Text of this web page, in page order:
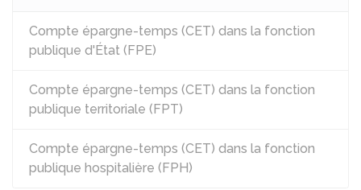
Compte épargne-temps (CET) dans la fonction
publique d'État (FPE)
Compte épargne-temps (CET) dans la fonction
publique territoriale (FPT)
Compte épargne-temps (CET) dans la fonction
publique hospitalière (FPH)